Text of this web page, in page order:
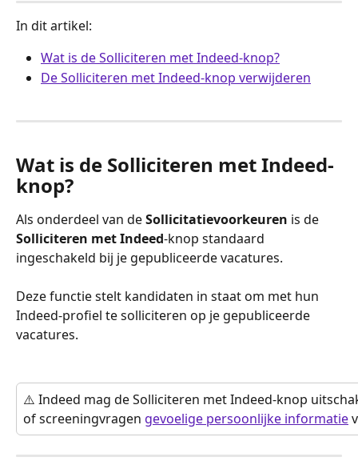
In dit artikel:
Wat is de Solliciteren met Indeed-knop?
De Solliciteren met Indeed-knop verwijderen
Wat is de Solliciteren met Indeed-
knop?
Als onderdeel van de Sollicitatievoorkeuren is de
Solliciteren met Indeed-knop standaard
ingeschakeld bij je gepubliceerde vacatures.
Deze functie stelt kandidaten in staat om met hun
Indeed-profiel te solliciteren op je gepubliceerde
vacatures.
⚠️ Indeed mag de Solliciteren met Indeed-knop
of screeningvragen gevoelige persoonlijke informatie